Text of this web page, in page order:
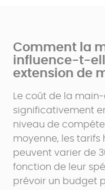
Comment la
influence-t-
extension de
Le coût de la
significativement
niveau de
moyenne, les tarifs
peuvent varier de
fonction de leur
prévoir un budget